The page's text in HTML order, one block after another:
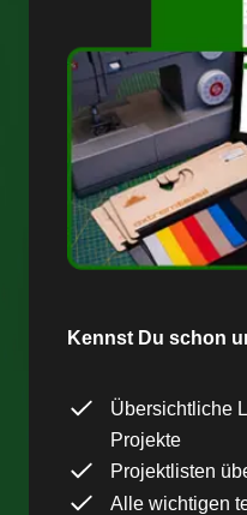
Kennst Du schon
Übersichtliche
Projekte
Projektlisten
Alle wichtigen